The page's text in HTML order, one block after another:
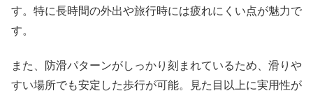
す。特に長時間の外出や旅行時には疲れにくい点が魅力で
す。
また、防滑パターンがしっかり刻まれているため、滑りや
すい場所でも安定した歩行が可能。見た目以上に実用性が